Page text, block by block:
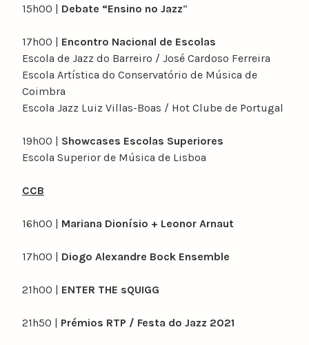
15h00 | Debate “Ensino no Jazz“
17h00 | Encontro Nacional de Escolas
Escola de Jazz do Barreiro / José Cardoso Ferreira
Escola Artística do Conservatório de Música de
Coimbra
Escola Jazz Luiz Villas-Boas / Hot Clube de Portugal
19h00 | Showcases Escolas Superiores
Escola Superior de Música de Lisboa
CCB
16h00 | Mariana Dionísio + Leonor Arnaut
17h00 | Diogo Alexandre Bock Ensemble
21h00 | ENTER THE sQUIGG
21h50 | Prémios RTP / Festa do Jazz 2021